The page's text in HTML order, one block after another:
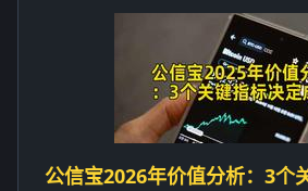
公信宝2026年价值分析：3个